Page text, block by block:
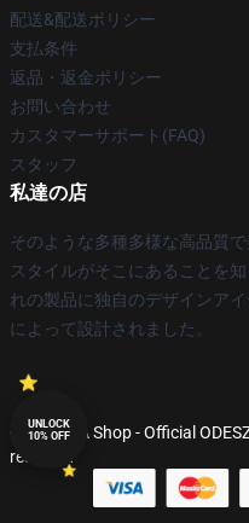
配送&配送ポリシー
支払条件
返品・返金ポリシー
お問い合わせ
カスタマーサポート(FAQ)
スタッフ
私達の店
そのような多種多様な高品質
スタイルがそこにあることを
れの製品に独自のデザインア
によって設計されました。
© ODESZA Shop - Official
reserved
UNLOCK
10% OFF